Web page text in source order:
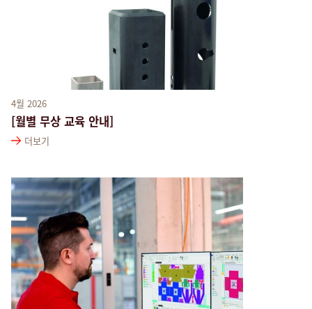
4월 2026
[월별 무상 교육 안내]
더보기